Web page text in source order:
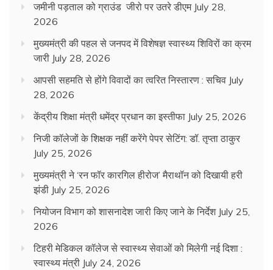
जमीनी पड़ताल को ग्राउंड जीरो पर उतरे डीएम July 28,
2026
मुख्यमंत्री की पहल से जनपद में विशेषज्ञ स्वास्थ्य शिविरों का क्रम
जारी July 28, 2026
आपसी सहमति से होंगे विवादों का त्वरित निस्तारण : सचिव July
28, 2026
केंद्रीय शिक्षा मंत्री धमेंद्र प्रधान का इस्तीफा July 25, 2026
निजी कॉलेजों के शिक्षक नहीं करेंगे पेपर सेटिंग: डॉ. तृप्ता ठाकुर
July 25, 2026
मुख्यमंत्री ने ‘रन फॉर कारगिल हीरोज’ मैराथॉन को दिखायी हरी
झंडी July 25, 2026
नियोजन विभाग को शासनादेश जारी किए जाने के निर्देश July 25,
2026
टिहरी मेडिकल कॉलेज से स्वास्थ्य सेवाओं को मिलेगी नई दिशा :
स्वास्थ्य मंत्री July 24, 2026